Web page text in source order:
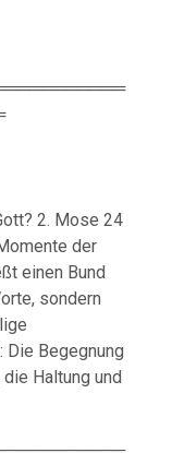
2. Mose 24
der
einen Bund
sondern
Begegnung
Haltung und